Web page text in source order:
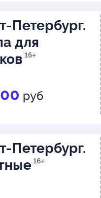
Петербург.
для
16+
руб
Петербург.
16+